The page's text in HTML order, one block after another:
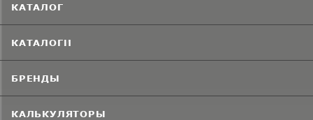
КАТАЛОГ
КАТАЛОГИ
БРЕНДЫ
КАЛЬКУЛЯТОРЫ